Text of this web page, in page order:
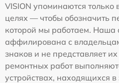
VISION упоминаются
целях — чтобы обозначить
которой мы работаем. Наша
аффилирована с
знаков и не представляет
ремонтных работ
устройствах, находящихся